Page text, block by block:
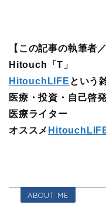
【この記事の執筆者
Hitouch「T」
HitouchLIFE という
医療・投資・自己啓
医療ライター
オススメ
ABOUT ME